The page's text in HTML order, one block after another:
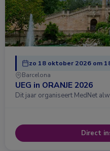
zo 18 oktober 2026 om
Barcelona
UEG in ORANJE 2026
Dit jaar organiseert MedNet
Direct